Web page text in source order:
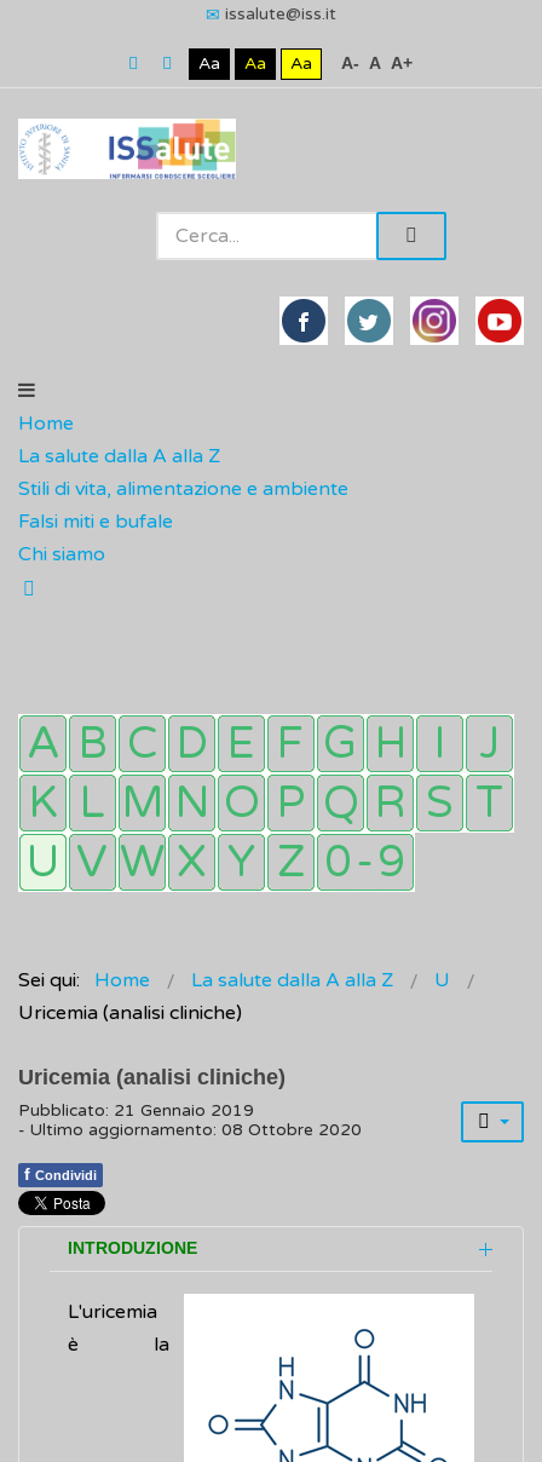
issalute@iss.it
Aa Aa Aa A- A A+
Home
La salute dalla A alla Z
Stili di vita, alimentazione e ambiente
Falsi miti e bufale
Chi siamo
Sei qui: Home La salute dalla A alla Z
U
Uricemia (analisi cliniche)
Uricemia (analisi cliniche)
Pubblicato: 21 Gennaio 2019
- Ultimo aggiornamento: 08 Ottobre 2020
f Condividi
INTRODUZIONE
L'uricemia
è la